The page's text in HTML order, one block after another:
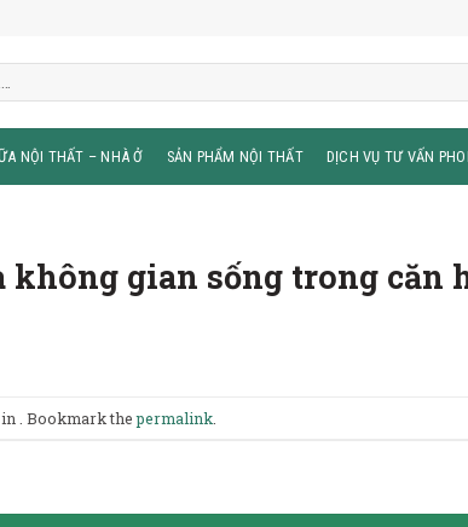
NỘI THẤT – NHÀ Ở SẢN PHẨM NỘI THẤT DỊCH VỤ TƯ VẤN
không gian sống trong căn
. Bookmark thepermalink